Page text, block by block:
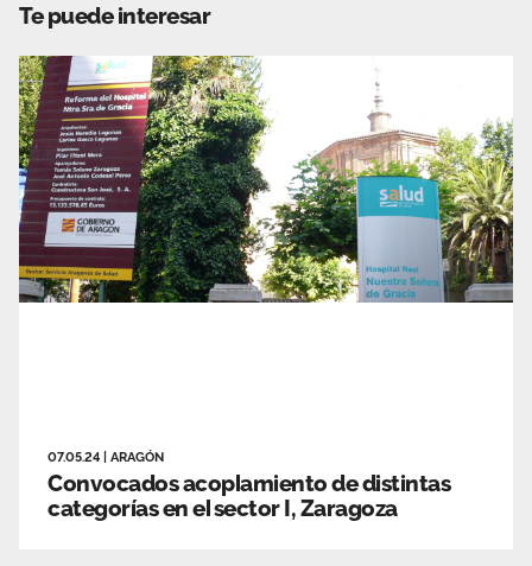
Te puede interesar
07.05.24 ARAGÓN
Convocados acoplamiento de distintas
categorías en el sector I, Zaragoza